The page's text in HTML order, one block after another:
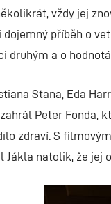
vždy jej
příběh o
druhým a o
Stana, Eda
Peter Fonda,
zdraví. S
natolik, že jej